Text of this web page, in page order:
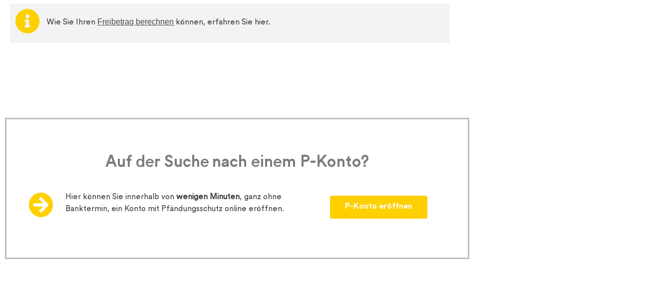
Wie Sie Ihren Freibetrag berechnen können, erfahren Sie hier.
Auf der Suche nach einem P-Konto?
Hier können Sie innerhalb von wenigen Minuten, ganz ohne
Banktermin, ein Konto mit Pfändungsschutz online eröffnen.
P-Konto eröffnen